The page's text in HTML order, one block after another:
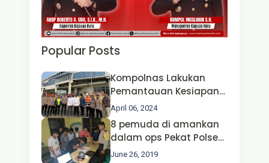
Popular Posts
Kompolnas Lakukan
Pemantauan Kesiapan
Operasi Ketupat 2024 di
Polda Jatim Bersama
Kapolri dan Menteri
Perhubungan
April 06, 2024
8 pemuda di amankan
dalam ops Pekat Polsek
Jongkong
June 26, 2019